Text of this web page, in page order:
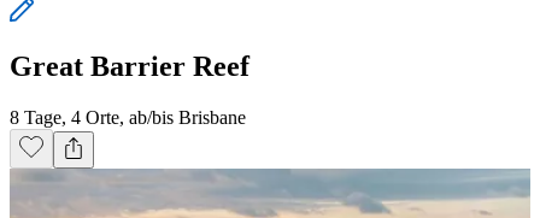
Great Barrier Reef
8 Tage, 4 Orte, ab/bis Brisbane